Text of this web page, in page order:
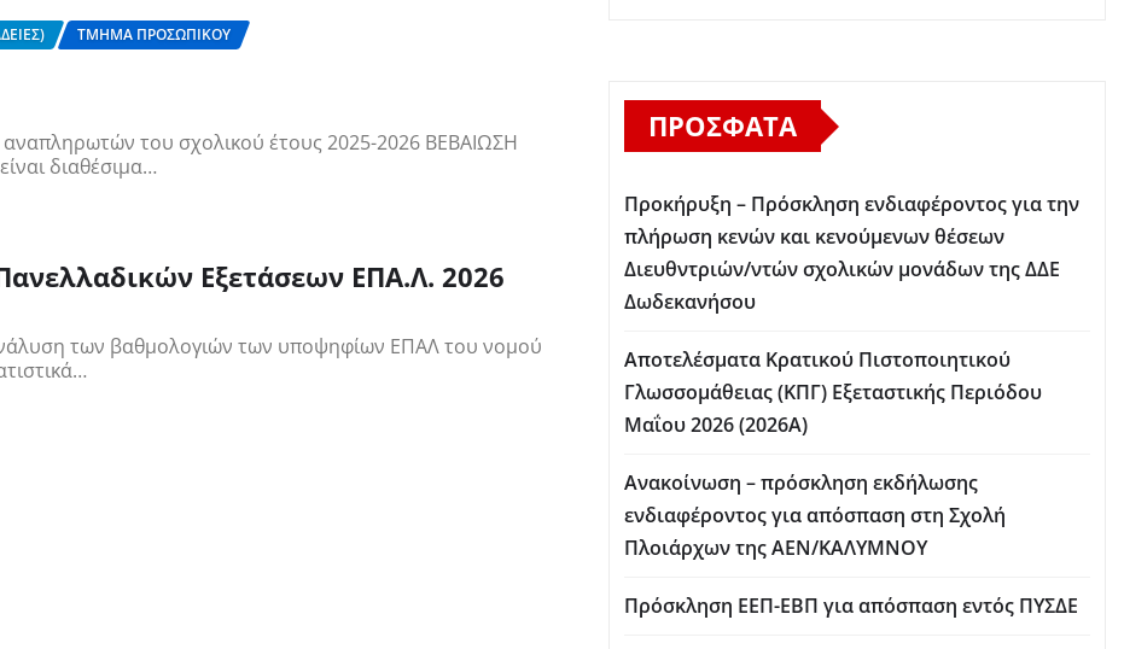
ΤΜΉΜΑ ΠΡΟΣΩΠΙΚΟΎ
του σχολικού έτους 2025-2026 ΒΕΒΑΙΩΣΗ
διαθέσιμα…
Εξετάσεων ΕΠΑ.Λ. 2026
των βαθμολογιών των υποψηφίων ΕΠΑΛ του νομού
ΠΡΌΣΦΑΤΑ
Προκήρυξη – Πρόσκληση ενδιαφέροντος για την
πλήρωση κενών και κενούμενων θέσεων
Διευθντριών/ντών σχολικών μονάδων της ΔΔΕ
Δωδεκανήσου
Αποτελέσματα Κρατικού Πιστοποιητικού
Γλωσσομάθειας (ΚΠΓ) Εξεταστικής Περιόδου
Μαΐου 2026 (2026Α)
Ανακοίνωση – πρόσκληση εκδήλωσης
ενδιαφέροντος για απόσπαση στη Σχολή
Πλοιάρχων της ΑΕΝ/ΚΑΛΥΜΝΟΥ
Πρόσκληση ΕΕΠ-ΕΒΠ για απόσπαση εντός ΠΥΣΔΕ